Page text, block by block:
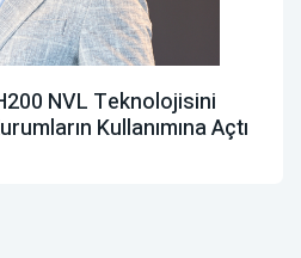
NVL Teknolojisini
Kullanımına Açtı